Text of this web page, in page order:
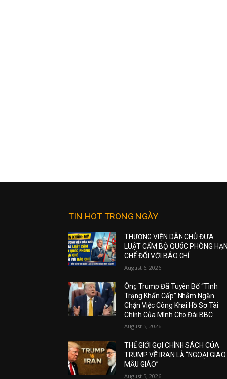
TIN HOT TRONG NGÀY
THƯỢNG VIỆN DÂN CHỦ ĐƯA
LUẬT CẤM BỘ QUỐC PHÒNG HẠN
CHẾ ĐỐI VỚI BÁO CHÍ
August 6, 2026
Ông Trump Đã Tuyên Bố “Tình
Trạng Khẩn Cấp” Nhằm Ngăn
Chặn Việc Công Khai Hồ Sơ Tài
Chính Của Mình Cho Đài BBC
August 5, 2026
THẾ GIỚI GỌI CHÍNH SÁCH CỦA
TRUMP VỀ IRAN LÀ “NGOẠI GIAO
MẪU GIÁO”
August 5, 2026